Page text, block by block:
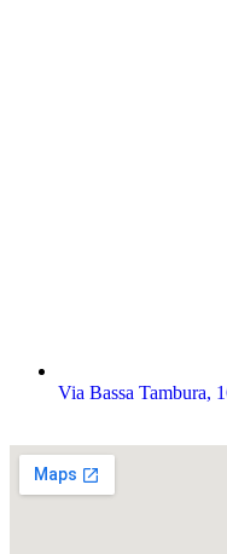
Via Bassa Tambura,